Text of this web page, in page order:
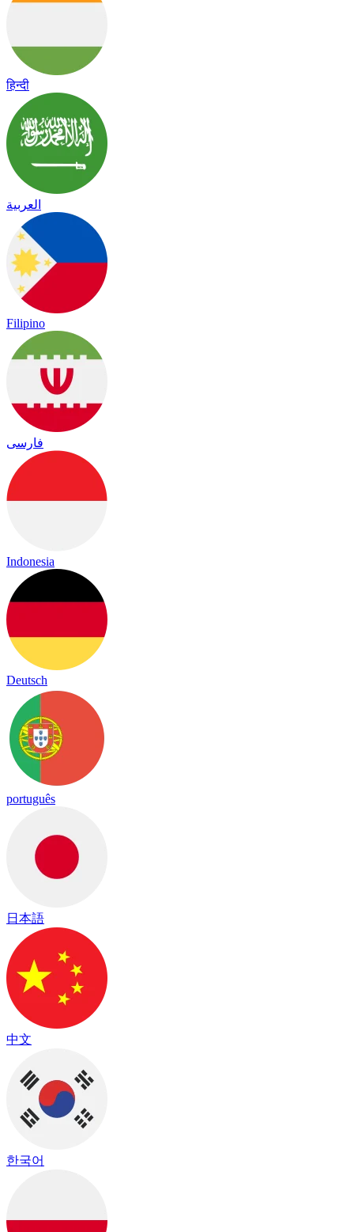
हिन्दी
العربية
Filipino
فارسی
Indonesia
Deutsch
português
日本語
中文
한국어